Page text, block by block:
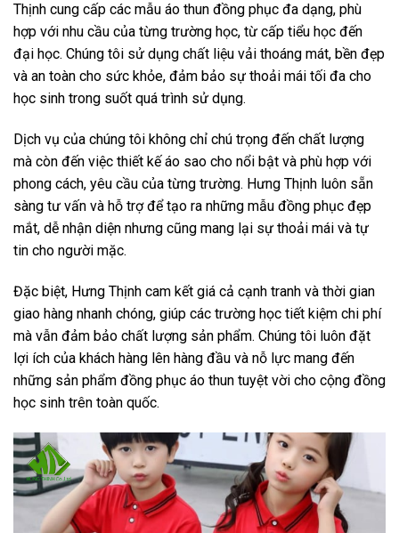
Thịnh cung cấp các mẫu áo thun đồng phục đa dạng, phù
hợp với nhu cầu của từng trường học, từ cấp tiểu học đến
đại học. Chúng tôi sử dụng chất liệu vải thoáng mát, bền đẹp
và an toàn cho sức khỏe, đảm bảo sự thoải mái tối đa cho
học sinh trong suốt quá trình sử dụng.
Dịch vụ của chúng tôi không chỉ chú trọng đến chất lượng
mà còn đến việc thiết kế áo sao cho nổi bật và phù hợp với
phong cách, yêu cầu của từng trường. Hưng Thịnh luôn sẵn
sàng tư vấn và hỗ trợ để tạo ra những mẫu đồng phục đẹp
mắt, dễ nhận diện nhưng cũng mang lại sự thoải mái và tự
tin cho người mặc.
Đặc biệt, Hưng Thịnh cam kết giá cả cạnh tranh và thời gian
giao hàng nhanh chóng, giúp các trường học tiết kiệm chi phí
mà vẫn đảm bảo chất lượng sản phẩm. Chúng tôi luôn đặt
lợi ích của khách hàng lên hàng đầu và nỗ lực mang đến
những sản phẩm đồng phục áo thun tuyệt vời cho cộng đồng
học sinh trên toàn quốc.